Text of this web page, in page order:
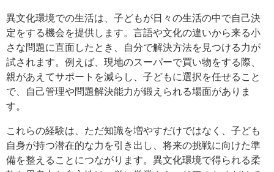
異文化環境での生活は、子どもが日々の生活の中で自己決
定をする機会を提供します。言語や文化の違いから来る小
さな問題に直面したとき、自分で解決方法を見つける力が
試されます。例えば、現地のスーパーで買い物をする際、
親があえてサポートを減らし、子どもに選択を任せること
で、自己管理や問題解決能力が鍛えられる場面がありま
す。
これらの経験は、ただ知識を増やすだけではなく、子ども
自身が持つ潜在的な力を引き出し、将来の挑戦に向けた準
備を整えることにつながります。異文化環境で得られる柔